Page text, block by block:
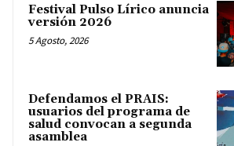
Festival Pulso Lírico anuncia
versión 2026
5 Agosto, 2026
Defendamos el PRAIS:
usuarios del programa de
salud convocan a segunda
asamblea